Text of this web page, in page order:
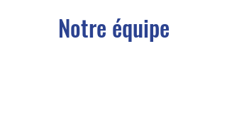
Notre équipe